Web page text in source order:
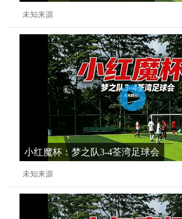
未知来源
小红魔杯：梦之队3-4荃湾足球会
未知来源